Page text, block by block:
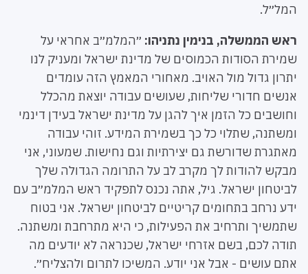
המל״ל.
ראש הממשלה, בנימין נתניהו: ״המלמ״ב אחראי על
שמירת הסודות הכמוסים של מדינת ישראל ומעניק לנו
יתרון גדול מול האויב. מאחורי המאמץ הזה עומדים
אנשים חדורי שליחות, שעושים עבודה יוצאת מהכלל
וחושבים כל הזמן איך להגן על מדינת ישראל בעידן דינמי
ומשתנה, שתלוי כל כך בשמירת המידע. זוהי עבודה
מאתגרת שדורשת גם יצירתיות וגם נחישות. שמעוני, אני
מבקש להודות לך מקרב לב על התרומה הגדולה שלך
לביטחון ישראל. גיל, אתה נכנס לתפקיד ראש המלמ״ב עם
ידע נרחב בתחומים קריטיים לביטחון ישראל. אני בטוח
שתמשיך ותרחיב את הפעילות, כי היא מתרחבת ומשתנה.
תודה לכם, בשם אזרחי ישראל, שכנראה לא יודעים מה
אתם עושים - אבל אני יודע. המשיכו לתרום ולהצליח״.